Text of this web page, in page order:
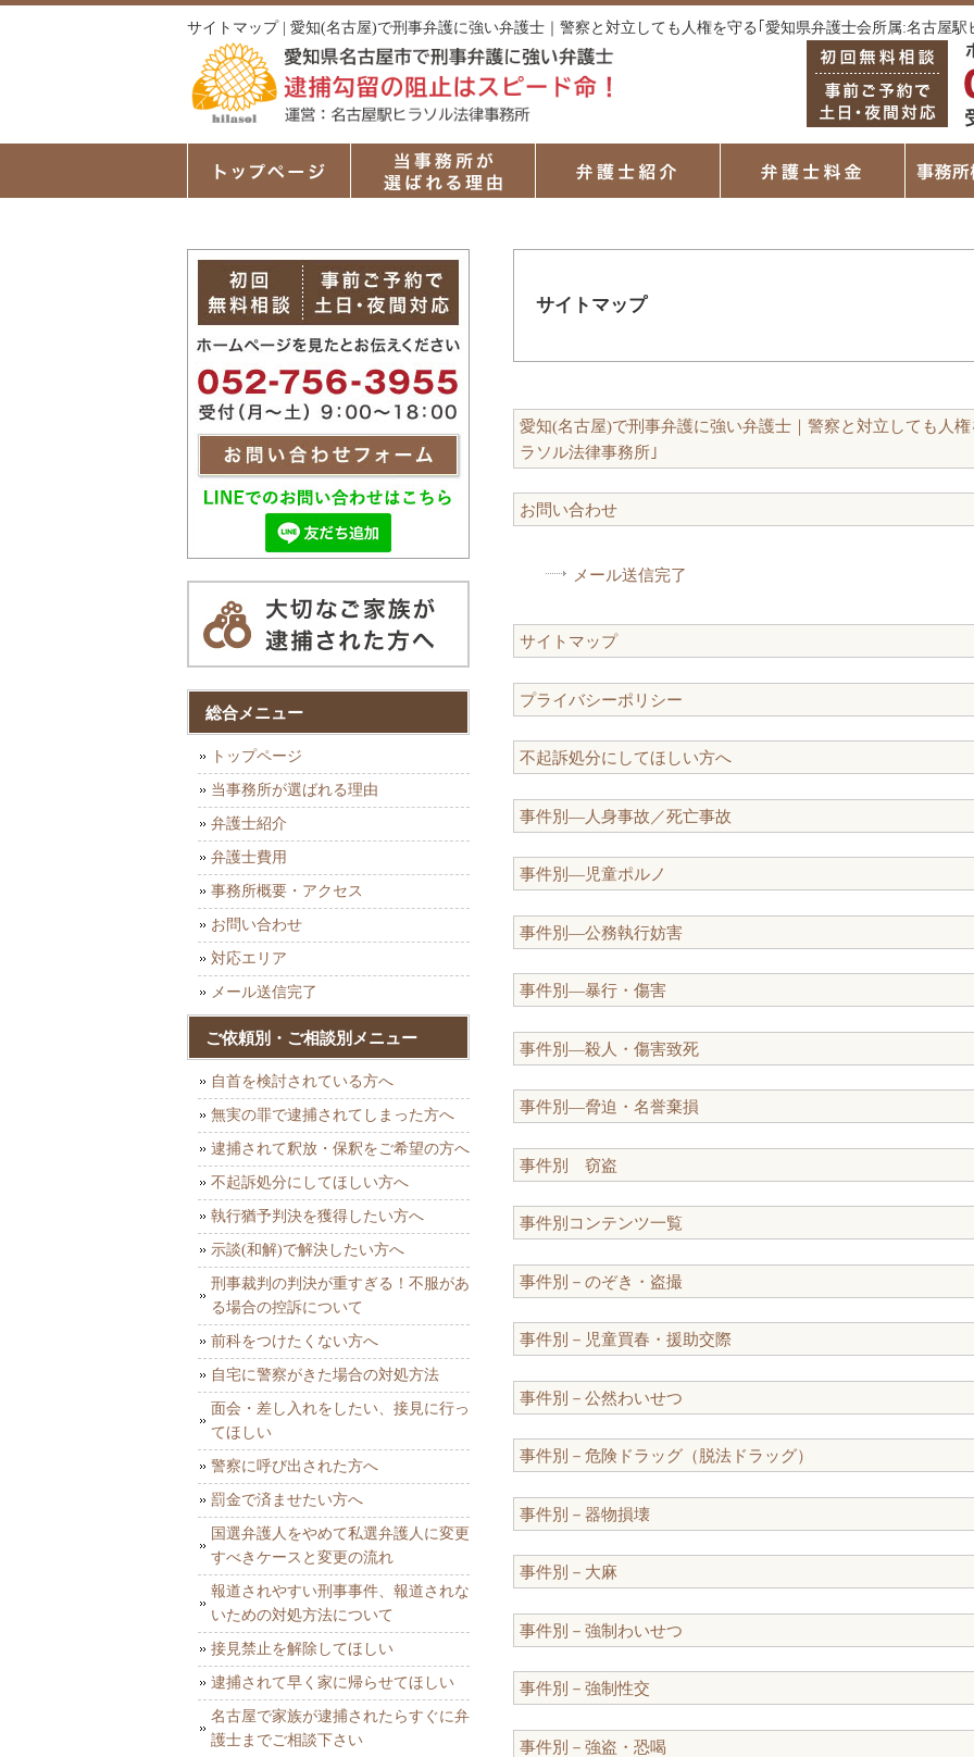
サイトマップ | 愛知(名古屋)で刑事弁護に強い弁護士｜警察と対立しても人権を守る｢愛知県弁護士会所属:名古屋駅
サイトマップ
愛知(名古屋)で刑事弁護に強い弁護士｜警察と対立しても人
ラソル法律事務所｣
お問い合わせ
メール送信完了
サイトマップ
プライバシーポリシー
不起訴処分にしてほしい方へ
事件別―人身事故／死亡事故
事件別―児童ポルノ
事件別―公務執行妨害
事件別―暴行・傷害
事件別―殺人・傷害致死
事件別―脅迫・名誉棄損
事件別 窃盗
事件別コンテンツ一覧
事件別－のぞき・盗撮
事件別－児童買春・援助交際
事件別－公然わいせつ
事件別－危険ドラッグ（脱法ドラッグ）
事件別－器物損壊
事件別－大麻
事件別－強制わいせつ
事件別－強制性交
事件別－強盗・恐喝
総合メニュー
トップページ
当事務所が選ばれる理由
弁護士紹介
弁護士費用
事務所概要・アクセス
お問い合わせ
対応エリア
メール送信完了
ご依頼別・ご相談別メニュー
自首を検討されている方へ
無実の罪で逮捕されてしまった方へ
逮捕されて釈放・保釈をご希望の方へ
不起訴処分にしてほしい方へ
執行猶予判決を獲得したい方へ
示談(和解)で解決したい方へ
刑事裁判の判決が重すぎる！不服があ
る場合の控訴について
前科をつけたくない方へ
自宅に警察がきた場合の対処方法
面会・差し入れをしたい、接見に行っ
てほしい
警察に呼び出された方へ
罰金で済ませたい方へ
国選弁護人をやめて私選弁護人に変更
すべきケースと変更の流れ
報道されやすい刑事事件、報道されな
いための対処方法について
接見禁止を解除してほしい
逮捕されて早く家に帰らせてほしい
名古屋で家族が逮捕されたらすぐに弁
護士までご相談下さい